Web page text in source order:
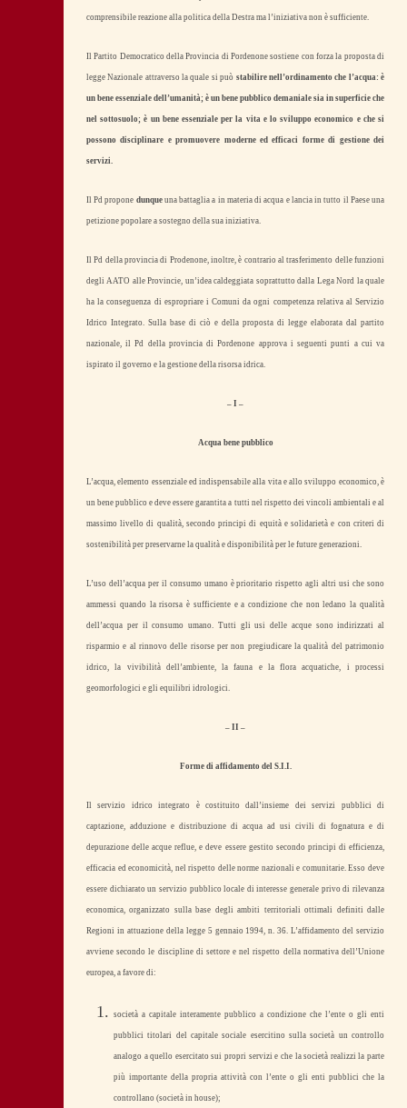
comprensibile reazione alla politica della Destra ma l’iniziativa non è sufficiente.
Il Partito Democratico della Provincia di Pordenone sostiene con forza la proposta di
legge Nazionale attraverso la quale si può stabilire nell’ordinamento che l’acqua: è
un bene essenziale dell’umanità; è un bene pubblico demaniale sia in superficie che
nel sottosuolo; è un bene essenziale per la vita e lo sviluppo economico e che si
possono disciplinare e promuovere moderne ed efficaci forme di gestione dei
servizi.
Il Pd propone dunqueuna battaglia a in materia di acqua e lancia in tutto il Paese una
petizione popolare a sostegno della sua iniziativa.
Il Pd della provincia di Prodenone, inoltre, è contrario al trasferimento delle funzioni
degli AATO alle Provincie, un’idea caldeggiata soprattutto dalla Lega Nord la quale
ha la conseguenza di espropriare i Comuni da ogni competenza relativa al Servizio
Idrico Integrato. Sulla base di ciò e della proposta di legge elaborata dal partito
nazionale, il Pd della provincia di Pordenone approva i seguenti punti a cui va
ispirato il governo e la gestione della risorsa idrica.
– I –
Acqua bene pubblico
L’acqua, elemento essenziale ed indispensabile alla vita e allo sviluppo economico, è
un bene pubblico e deve essere garantita a tutti nel rispetto dei vincoli ambientali e al
massimo livello di qualità, secondo principi di equità e solidarietà e con criteri di
sostenibilità per preservarne la qualità e disponibilità per le future generazioni.
L’uso dell’acqua per il consumo umano è prioritario rispetto agli altri usi che sono
ammessi quando la risorsa è sufficiente e a condizione che non ledano la qualità
dell’acqua per il consumo umano. Tutti gli usi delle acque sono indirizzati al
risparmio e al rinnovo delle risorse per non pregiudicare la qualità del patrimonio
idrico, la vivibilità dell’ambiente, la fauna e la flora acquatiche, i processi
geomorfologici e gli equilibri idrologici.
– II –
Forme di affidamento del S.I.I.
Il servizio idrico integrato è costituito dall’insieme dei servizi pubblici di
captazione, adduzione e distribuzione di acqua ad usi civili di fognatura e di
depurazione delle acque reflue, e deve essere gestito secondo principi di efficienza,
efficacia ed economicità, nel rispetto delle norme nazionali e comunitarie. Esso deve
essere dichiarato un servizio pubblico locale di interesse generale privo di rilevanza
economica, organizzato sulla base degli ambiti territoriali ottimali definiti dalle
Regioni in attuazione della legge 5 gennaio 1994, n. 36. L’affidamento del servizio
avviene secondo le discipline di settore e nel rispetto della normativa dell’Unione
europea, a favore di:
società a capitale interamente pubblico a condizione che l’ente o gli enti
pubblici titolari del capitale sociale esercitino sulla società un controllo
analogo a quello esercitato sui propri servizi e che la società realizzi la parte
più importante della propria attività con l’ente o gli enti pubblici che la
controllano (società in house);